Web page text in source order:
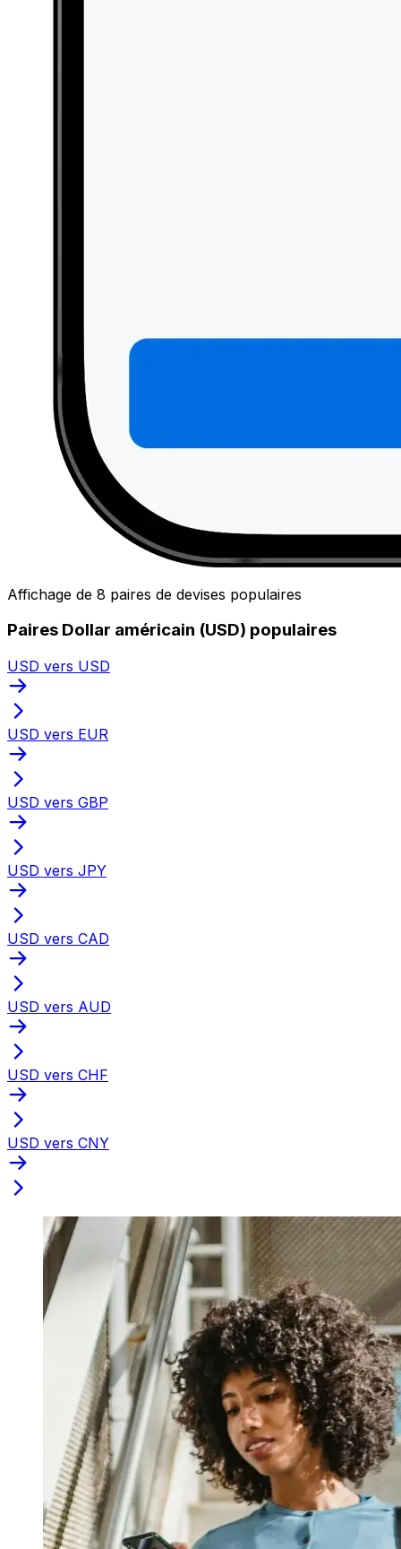
Affichage de 8 paires de devises populaires
Paires Dollar américain (USD) populaires
USD vers USD
USD vers EUR
USD vers GBP
USD vers JPY
USD vers CAD
USD vers AUD
USD vers CHF
USD vers CNY